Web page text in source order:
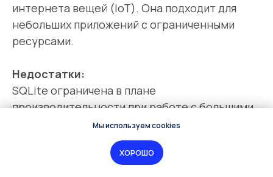
интернета вещей (IoT). Она подходит для
небольших приложений с ограниченными
ресурсами.
Недостатки:
SQLite ограничена в плане
производительности при работе с большими
объемами и не поддерживает
многопользовательский доступ, как
полноценные СУБД с сервером.
Мы используем cookies
ХОРОШО